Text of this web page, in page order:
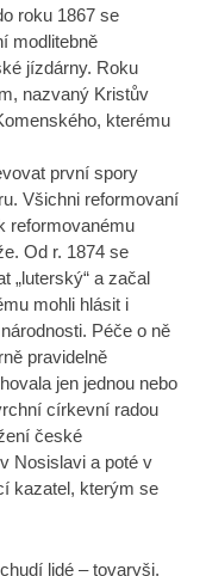
roku 1867 se
modlitebně
jízdárny. Roku
nazvaný Kristův
kterému
první spory
Všichni reformovaní
reformovanému
Od r. 1874 se
„luterský“ a začal
mohli hlásit i
Péče o ně
pravidelně
jen jednou nebo
církevní radou
české
Nosislavi a poté v
kazatel, kterým se
lidé – tovaryši,